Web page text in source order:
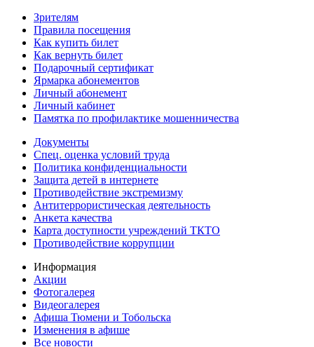
Зрителям
Правила посещения
Как купить билет
Как вернуть билет
Подарочный сертификат
Ярмарка абонементов
Личный абонемент
Личный кабинет
Памятка по профилактике мошенничества
Документы
Спец. оценка условий труда
Политика конфиденциальности
Защита детей в интернете
Противодействие экстремизму
Антитеррористическая деятельность
Анкета качества
Карта доступности учреждений ТКТО
Противодействие коррупции
Информация
Акции
Фотогалерея
Видеогалерея
Афиша Тюмени и Тобольска
Изменения в афише
Все новости